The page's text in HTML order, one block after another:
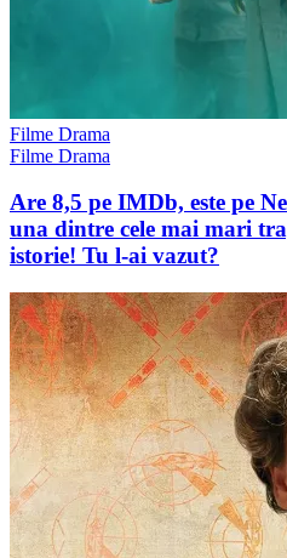
Filme Drama
Filme Drama
Are 8,5 pe IMDb, este pe
una dintre cele mai mari
istorie! Tu l-ai vazut?